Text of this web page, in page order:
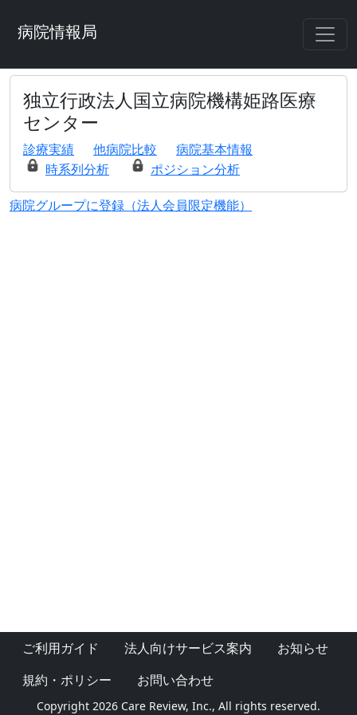
病院情報局
独立行政法人国立病院機構姫路医療
センター
診療実績 他病院比較
病院基本情報
時系列分析
ポジション分析
病院グループに登録（法人会員限定機能）
ご利用ガイド 法人向けサービス案内
お知らせ
規約・ポリシー
お問い合わせ
Copyright 2026 Care Review, Inc., All rights reserved.